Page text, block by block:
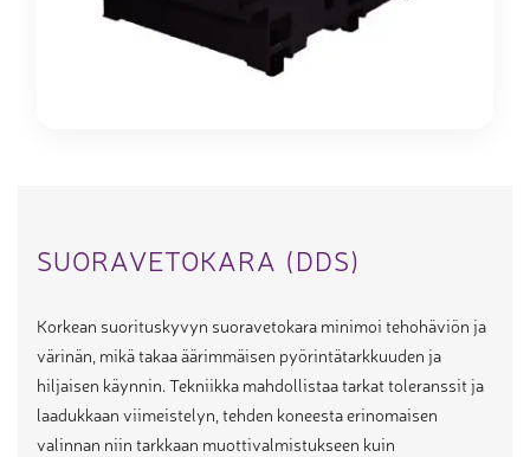
SUORAVETOKARA (DDS)
Korkean suorituskyvyn suoravetokara minimoi tehohäviön ja
värinän, mikä takaa äärimmäisen pyörintätarkkuuden ja
hiljaisen käynnin. Tekniikka mahdollistaa tarkat toleranssit ja
laadukkaan viimeistelyn, tehden koneesta erinomaisen
valinnan niin tarkkaan muottivalmistukseen kuin